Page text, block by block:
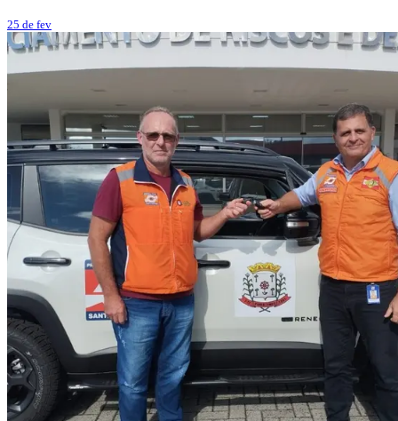
25 de fev